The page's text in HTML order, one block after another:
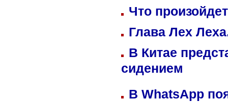
Что
Глава Лех
В Китае
сидением
В WhatsApp